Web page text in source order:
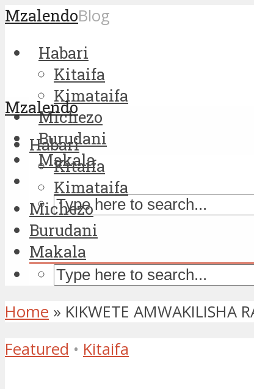
MzalendoBlog
Habari
Kitaifa
Kimataifa
Michezo
Burudani
Makala
Mzalendo
Habari
Kitaifa
Kimataifa
Michezo
Burudani
Makala
Home » KIKWETE AMWAKILISHA
Featured • Kitaifa